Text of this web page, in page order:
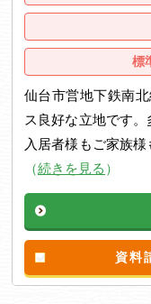
標
仙台市営地下鉄南
ス良好な立地です
入居者様もご家族
（続きを見る ）
資料